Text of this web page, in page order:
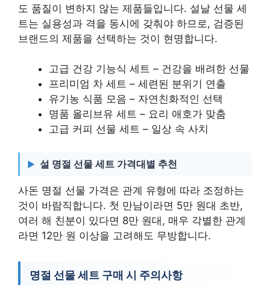
도 품질이 변하지 않는 제품들입니다. 설날 선물 세
트는 실용성과 격을 동시에 갖춰야 하므로, 검증된
브랜드의 제품을 선택하는 것이 현명합니다.
고급 건강 기능식 세트 – 건강을 배려한 선물
프리미엄 차 세트 – 세련된 분위기 연출
유기농 식품 모음 – 자연친화적인 선택
명품 올리브유 세트 – 요리 애호가 맞춤
고급 커피 선물 세트 – 일상 속 사치
설 명절 선물 세트 가격대별 추천
사돈 명절 선물 가격은 관계 유형에 따라 조정하는
것이 바람직합니다. 첫 만남이라면 5만 원대 초반,
여러 해 친분이 있다면 8만 원대, 매우 각별한 관계
라면 12만 원 이상을 고려해도 무방합니다.
명절 선물 세트 구매 시 주의사항